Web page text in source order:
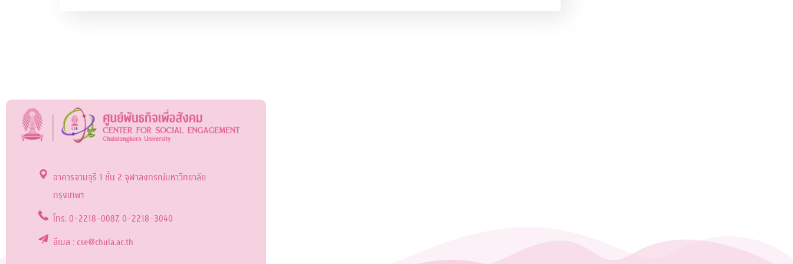
อาคารจามจุรี 1 ชั้น 2 จุฬาลงกรณ์มหาวิทยาลัย
กรุงเทพฯ
โทร. 0-2218-0087, 0-2218-3040
อีเมล : cse@chula.ac.th